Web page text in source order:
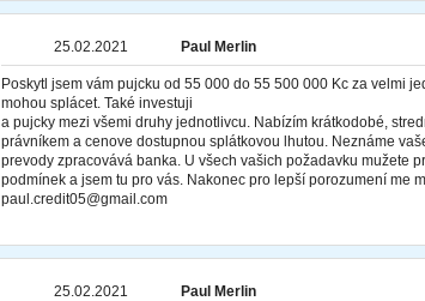
25.02.2021 Paul Merlin
Poskytl jsem vám pujcku od 55 000 do 55 500 000 Kc za velmi
mohou splácet. Také investuji
a pujcky mezi všemi druhy jednotlivcu. Nabízím krátkodobé,
právníkem a cenove dostupnou splátkovou lhutou. Neznáme
prevody zpracovává banka. U všech vašich požadavku mužete
podmínek a jsem tu pro vás. Nakonec pro lepší porozumení me
paul.credit05@gmail.com
25.02.2021 Paul Merlin